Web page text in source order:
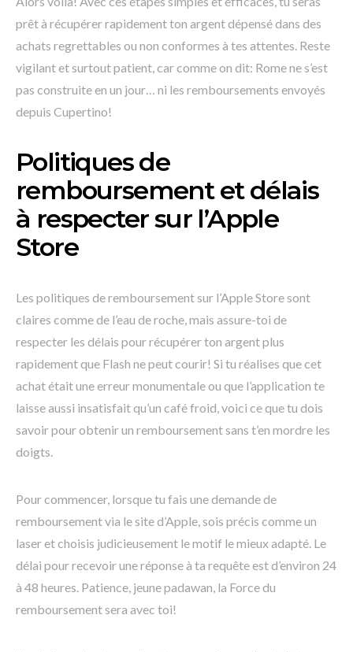
prêt à récupérer rapidement ton argent dépensé dans des
achats regrettables ou non conformes à tes attentes. Reste
vigilant et surtout patient, car comme on dit: Rome ne s’est
pas construite en un jour… ni les remboursements envoyés
depuis Cupertino!
Politiques de
remboursement et délais
à respecter sur l’Apple
Store
Les politiques de remboursement sur l’Apple Store sont
claires comme de l’eau de roche, mais assure-toi de
respecter les délais pour récupérer ton argent plus
rapidement que Flash ne peut courir! Si tu réalises que cet
achat était une erreur monumentale ou que l’application te
laisse aussi insatisfait qu’un café froid, voici ce que tu dois
savoir pour obtenir un remboursement sans t’en mordre les
doigts.
Pour commencer, lorsque tu fais une demande de
remboursement via le site d’Apple, sois précis comme un
laser et choisis judicieusement le motif le mieux adapté. Le
délai pour recevoir une réponse à ta requête est d’environ 24
à 48 heures. Patience, jeune padawan, la Force du
remboursement sera avec toi!